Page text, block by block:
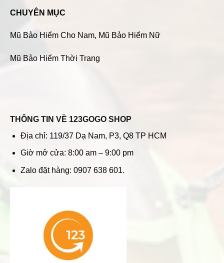
CHUYÊN MỤC
Mũ Bảo Hiểm Cho Nam, Mũ Bảo Hiểm Nữ
Mũ Bảo Hiểm Thời Trang
THÔNG TIN VỀ 123GOGO SHOP
Địa chỉ: 119/37 Dạ Nam, P3, Q8 TP HCM
Giờ mở cửa: 8:00 am – 9:00 pm
Zalo đặt hàng: 0907 638 601.